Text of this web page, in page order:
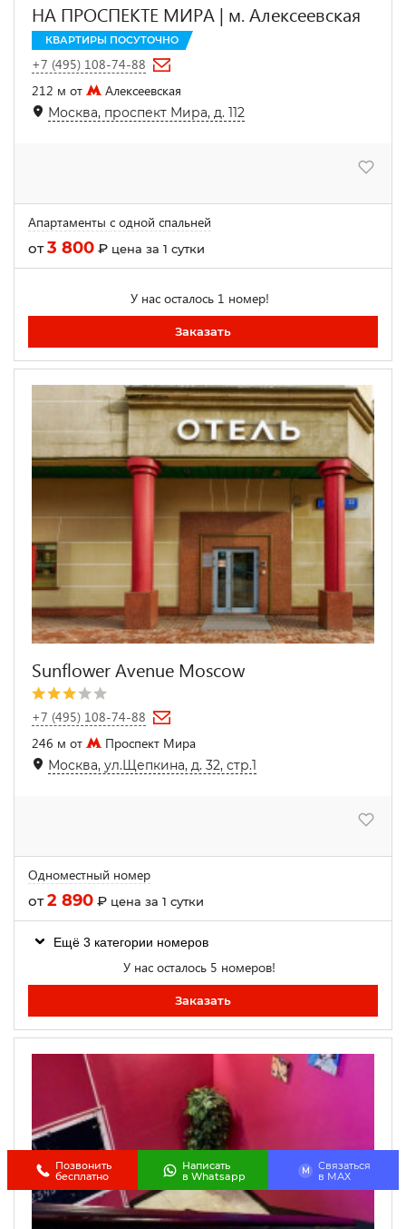
НА ПРОСПЕКТЕ МИРА | м. Алексеевская
КВАРТИРЫ ПОСУТОЧНО
+7 (495) 108-74-88
212 м от
Алексеевская
Москва, проспект Мира, д. 112
Апартаменты с одной спальней
от3 800 ₽ цена за 1 сутки
У нас осталось 1 номер!
Заказать
Sunflower Avenue Moscow
+7 (495) 108-74-88
246 м от
Проспект Мира
Москва, ул.Щепкина, д. 32, стр.1
Одноместный номер
от2 890 ₽ цена за 1 сутки
Ещё 3 категории номеров
У нас осталось 5 номеров!
Заказать
Позвонить
бесплатно
Написать
в Whatsapp
M
Связаться
в МАХ